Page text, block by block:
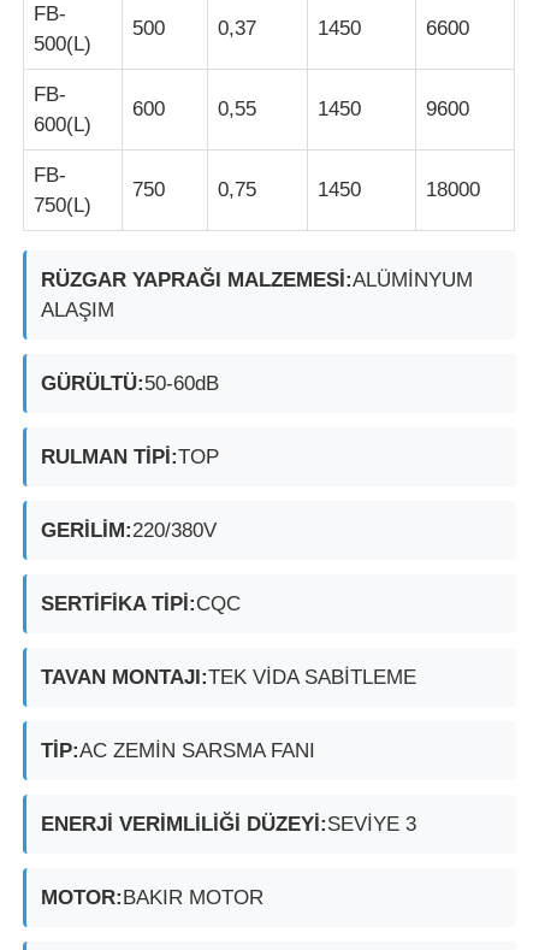
Kalite kontrol
Bize ulaşın
Teklif isteği
Patlamaya Dayanıklı Alarm Işığı
FB-
500(L)
500 0,37 1450 6600
FB-
600(L)
600 0,55 1450 9600
FB-
750(L)
750 0,75 1450 18000
RÜZGAR YAPRAĞI MALZEMESİ:ALÜMİNYUM
ALAŞIM
GÜRÜLTÜ:50-60dB
RULMAN TİPİ:TOP
GERİLİM:220/380V
SERTİFİKA TİPİ:CQC
TAVAN MONTAJI:TEK VİDA SABİTLEME
TİP:AC ZEMİN SARSMA FANI
ENERJİ VERİMLİLİĞİ DÜZEYİ:SEVİYE 3
MOTOR:BAKIR MOTOR